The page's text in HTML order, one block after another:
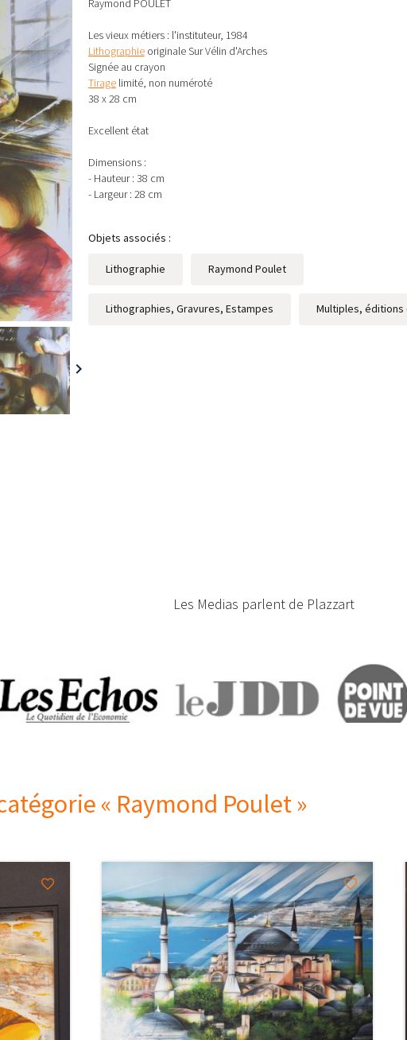
Raymond POULET
Les vieux métiers : l'instituteur, 1984
Lithographieoriginale Sur Vélin d'Arches
Signée au crayon
Tiragelimité, non numéroté
38 x 28 cm
Excellent état
Dimensions :
- Hauteur : 38 cm
- Largeur : 28 cm
Objets associés :
Lithographie Raymond Poulet
Lithographies, Gravures, Estampes Multiples, éditions
Les Medias parlent de Plazzart
« Raymond Poulet »